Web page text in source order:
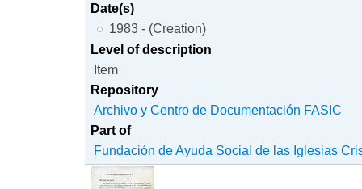
Date(s)
1983 - (Creation)
Level of description
Item
Repository
Archivo y Centro de Documentación FASIC
Part of
Fundación de Ayuda Social de las Iglesias